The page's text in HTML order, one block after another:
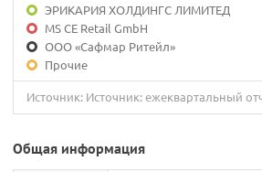
ЭРИКАРИЯ ХОЛДИНГС ЛИМИТЕД
MS CE Retail GmbH
ООО «Сафмар Ритейл»
Прочие
Общая информация